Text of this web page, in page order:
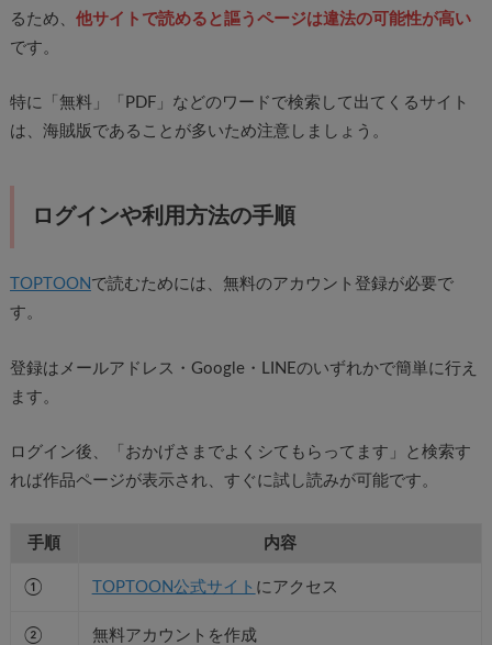
るため、 他サイトで読めると謳うページは違法の可能性が高い
です。
特に「無料」「PDF」などのワードで検索して出てくるサイト
は、海賊版であることが多いため注意しましょう。
ログインや利用方法の手順
TOPTOON で読むためには、無料のアカウント登録が必要で
す。
登録はメールアドレス・Google・LINEのいずれかで簡単に行え
ます。
ログイン後、「おかげさまでよくシてもらってます」と検索す
れば作品ページが表示され、すぐに試し読みが可能です。
手順 内容
① TOPTOON公式サイト にアクセス
② 無料アカウントを作成